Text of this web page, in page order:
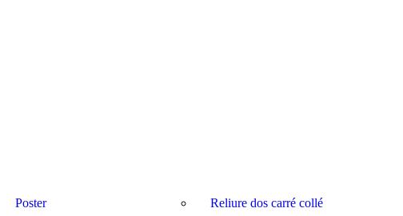
Poster Reliure dos carré collé